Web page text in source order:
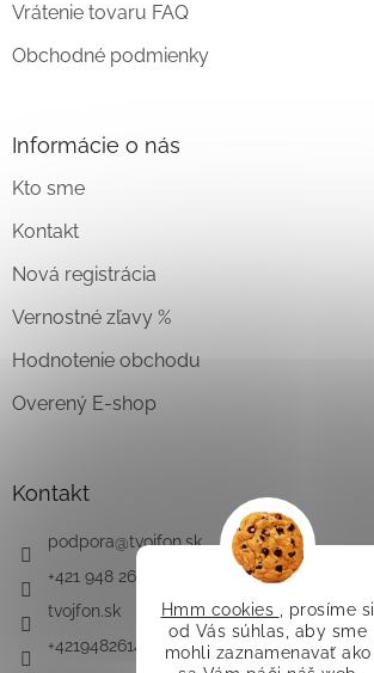
Hmm cookies
, prosíme si
od Vás súhlas, aby sme
mohli zaznamenavať ako
Vrátenie tovaru FAQ
Obchodné podmienky
Informácie o nás
Kto sme
Kontakt
Nová registrácia
Vernostné zľavy %
Hodnotenie obchodu
Overený E-shop
Kontakt
podpora@tvojfon.sk
+421 948 261 491
tvojfon.sk
+421948261491